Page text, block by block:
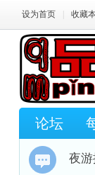
设为首页 收藏
论坛
夜